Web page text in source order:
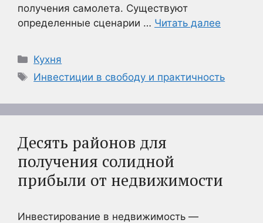
получения самолета. Существуют
определенные сценарии … Читать далее
Рубрики
Кухня
Метки
Инвестиции в свободу и практичность
Десять районов для
получения солидной
прибыли от недвижимости
Инвестирование в недвижимость —